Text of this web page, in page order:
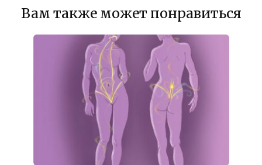
Вам также может понравиться